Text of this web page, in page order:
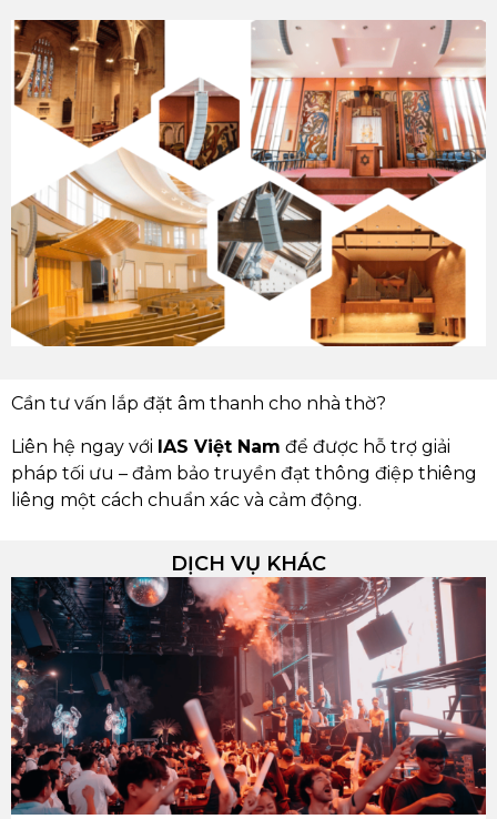
Cần tư vấn lắp đặt âm thanh cho nhà thờ?
Liên hệ ngay với IAS Việt Nam để được hỗ trợ giải
pháp tối ưu – đảm bảo truyền đạt thông điệp thiêng
liêng một cách chuẩn xác và cảm động.
DỊCH VỤ KHÁC